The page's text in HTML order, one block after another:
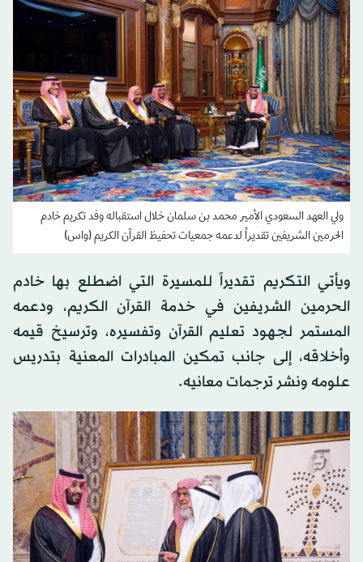
ولي العهد السعودي الأمير محمد بن سلمان خلال استقباله وفد تكريم خادم
الحرمين الشريفين تقديراً لدعمه جمعيات تحفيظ القرآن الكريم (واس)
ويأتي التكريم تقديراً للمسيرة التي اضطلع بها خادم
الحرمين الشريفين في خدمة القرآن الكريم، ودعمه
المستمر لجهود تعليم القرآن وتفسيره، وترسيخ قيمه
وأخلاقه، إلى جانب تمكين المبادرات المعنية بتدريس
علومه ونشر ترجمات معانيه.